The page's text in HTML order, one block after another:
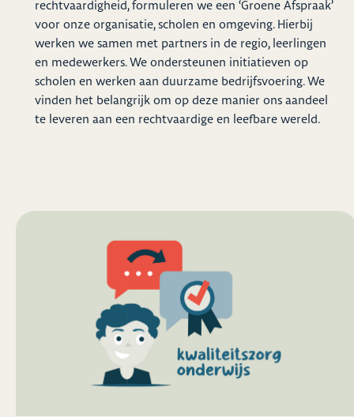
rechtvaardigheid, formuleren we een ‘Groene Afspraak’
voor onze organisatie, scholen en omgeving. Hierbij
werken we samen met partners in de regio, leerlingen
en medewerkers. We ondersteunen initiatieven op
scholen en werken aan duurzame bedrijfsvoering. We
vinden het belangrijk om op deze manier ons aandeel
te leveren aan een rechtvaardige en leefbare wereld.